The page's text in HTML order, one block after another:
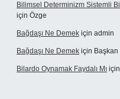
Bilimsel Determinizm Sistemli
için Özge
Bağdaşı Ne Demek için admin
Bağdaşı Ne Demek için Başkan
Bilardo Oynamak Faydalı Mı için